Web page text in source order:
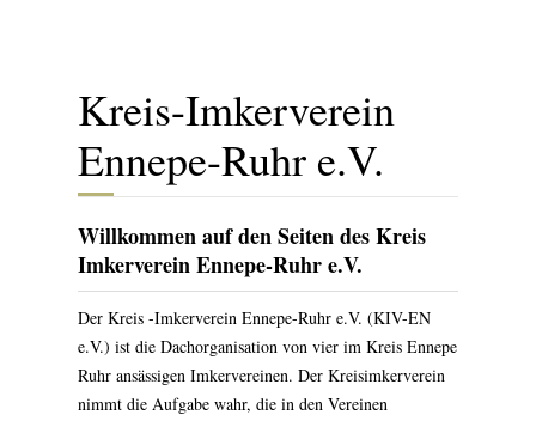
Kreis-Imkerverein
Ennepe-Ruhr e.V.
Willkommen auf den Seiten des Kreis
Imkerverein Ennepe-Ruhr e.V.
Der Kreis -Imkerverein Ennepe-Ruhr e.V. (KIV-EN
e.V.) ist die Dachorganisation von vier im Kreis Ennepe
Ruhr ansässigen Imkervereinen. Der Kreisimkerverein
nimmt die Aufgabe wahr, die in den Vereinen